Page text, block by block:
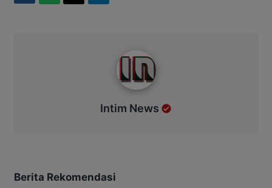
Intim News
Berita Rekomendasi